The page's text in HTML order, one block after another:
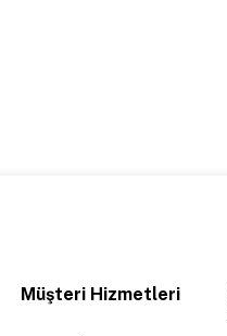
Müşteri Hizmetleri